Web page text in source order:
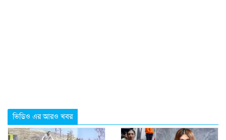
ভিডিও এর আরও খবর